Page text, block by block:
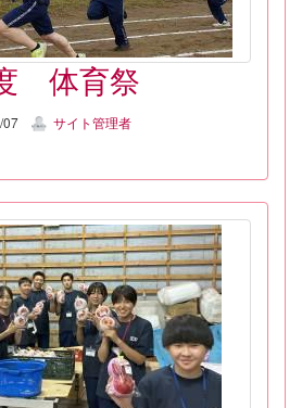
体育祭
07 サイト管理者